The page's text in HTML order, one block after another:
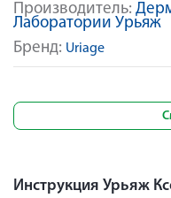
Производитель:
Лаборатории Урьяж
Бренд: Uriage
Инструкция Урьяж